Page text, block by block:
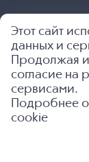
Этот сайт
данных и
Продолжая
согласие на
сервисами.
Подробнее
cookie